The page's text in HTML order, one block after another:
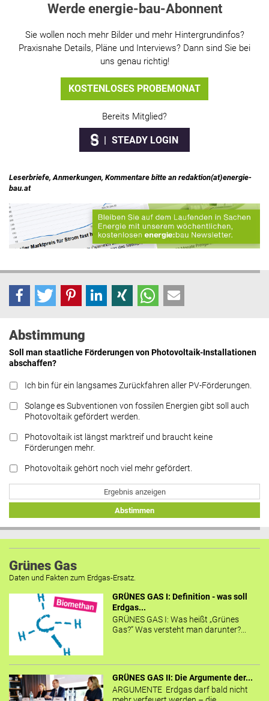
Werde energie-bau-Abonnent
Sie wollen noch mehr Bilder und mehr Hintergrundinfos?
Praxisnahe Details, Pläne und Interviews? Dann sind Sie bei
uns genau richtig!
KOSTENLOSES PROBEMONAT
Bereits Mitglied?
STEADY LOGIN
Leserbriefe, Anmerkungen, Kommentare bitte an redaktion(at)energie-
bau.at
Abstimmung
Soll man staatliche Förderungen von Photovoltaik-Installationen
abschaffen?
Ich bin für ein langsames Zurückfahren aller PV-Förderungen.
Solange es Subventionen von fossilen Energien gibt soll auch
Photovoltaik gefördert werden.
Photovoltaik ist längst marktreif und braucht keine
Förderungen mehr.
Photovoltaik gehört noch viel mehr gefördert.
Ergebnis anzeigen
Abstimmen
Grünes Gas
Daten und Fakten zum Erdgas-Ersatz.
GRÜNES GAS I: Definition - was soll
Erdgas...
GRÜNES GAS I: Was heißt „Grünes
Gas?“ Was versteht man darunter?...
GRÜNES GAS II: Die Argumente der...
ARGUMENTE Erdgas darf bald nicht